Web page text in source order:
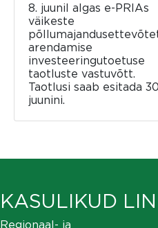
8. juunil algas e-PRIAs
väikeste
arendamise
investeeringutoetuse
taotluste vastuvõtt.
Taotlusi saab esitada
juunini.
KASULIKUD
Regionaal- ja